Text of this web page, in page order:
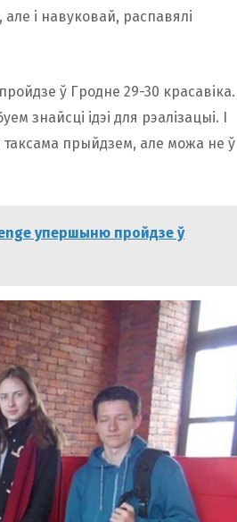
і навуковай, распавялі
ў Гродне 29-30 красавіка.
знайсці ідэі для рэалізацыі. І
таксама прыйдзем, але можа не ў
упершыню пройдзе ў